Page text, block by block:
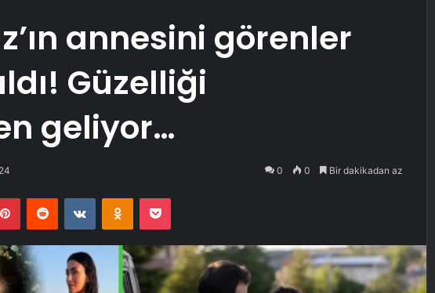
annesini görenler
Güzelliği
geliyor…
0 0 Bir dakikadan az
PinterestReddit VKontakteOdnoklassniki
Pocket